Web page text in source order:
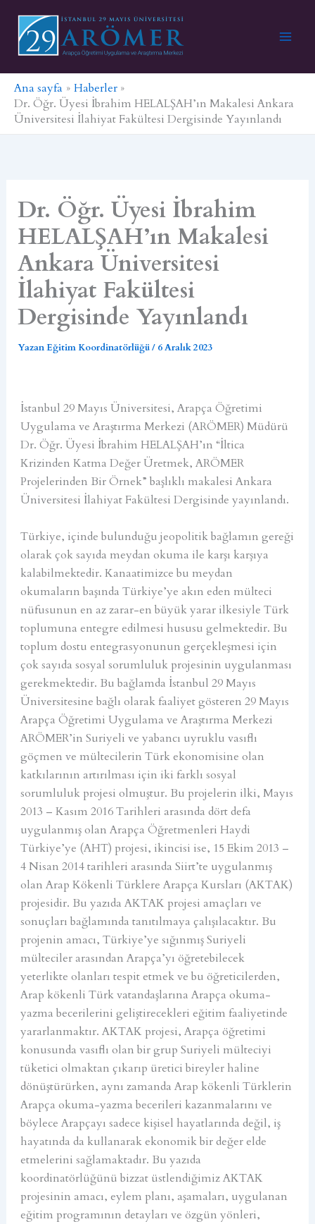
Ana sayfa
Haberler
Dr. Öğr. Üyesi İbrahim HELALŞAH’ın Makalesi Ankara
Üniversitesi İlahiyat Fakültesi Dergisinde Yayınlandı
Dr. Öğr. Üyesi İbrahim
HELALŞAH’ın Makalesi
Ankara Üniversitesi
İlahiyat Fakültesi
Dergisinde Yayınlandı
YazanEğitim Koordinatörlüğü/ 6 Aralık 2023
İstanbul 29 Mayıs Üniversitesi, Arapça Öğretimi
Uygulama ve Araştırma Merkezi (ARÖMER) Müdürü
Dr. Öğr. Üyesi İbrahim HELALŞAH’ın “İltica
Krizinden Katma Değer Üretmek, ARÖMER
Projelerinden Bir Örnek” başlıklı makalesi Ankara
Üniversitesi İlahiyat Fakültesi Dergisinde yayınlandı.
Türkiye, içinde bulunduğu jeopolitik bağlamın gereği
olarak çok sayıda meydan okuma ile karşı karşıya
kalabilmektedir. Kanaatimizce bu meydan
okumaların başında Türkiye’ye akın eden mülteci
nüfusunun en az zarar-en büyük yarar ilkesiyle Türk
toplumuna entegre edilmesi hususu gelmektedir. Bu
toplum dostu entegrasyonunun gerçekleşmesi için
çok sayıda sosyal sorumluluk projesinin uygulanması
gerekmektedir. Bu bağlamda İstanbul 29 Mayıs
Üniversitesine bağlı olarak faaliyet gösteren 29 Mayıs
Arapça Öğretimi Uygulama ve Araştırma Merkezi
ARÖMER’in Suriyeli ve yabancı uyruklu vasıflı
göçmen ve mültecilerin Türk ekonomisine olan
katkılarının artırılması için iki farklı sosyal
sorumluluk projesi olmuştur. Bu projelerin ilki, Mayıs
2013 – Kasım 2016 Tarihleri arasında dört defa
uygulanmış olan Arapça Öğretmenleri Haydi
Türkiye’ye (AHT) projesi, ikincisi ise, 15 Ekim 2013 –
4 Nisan 2014 tarihleri arasında Siirt’te uygulanmış
olan Arap Kökenli Türklere Arapça Kursları (AKTAK)
projesidir. Bu yazıda AKTAK projesi amaçları ve
sonuçları bağlamında tanıtılmaya çalışılacaktır. Bu
projenin amacı, Türkiye’ye sığınmış Suriyeli
mülteciler arasından Arapça’yı öğretebilecek
yeterlikte olanları tespit etmek ve bu öğreticilerden,
Arap kökenli Türk vatandaşlarına Arapça okuma-
yazma becerilerini geliştirecekleri eğitim faaliyetinde
yararlanmaktır. AKTAK projesi, Arapça öğretimi
konusunda vasıflı olan bir grup Suriyeli mülteciyi
tüketici olmaktan çıkarıp üretici bireyler haline
dönüştürürken, aynı zamanda Arap kökenli Türklerin
Arapça okuma-yazma becerileri kazanmalarını ve
böylece Arapçayı sadece kişisel hayatlarında değil, iş
hayatında da kullanarak ekonomik bir değer elde
etmelerini sağlamaktadır. Bu yazıda
koordinatörlüğünü bizzat üstlendiğimiz AKTAK
projesinin amacı, eylem planı, aşamaları, uygulanan
eğitim programının detayları ve özgün yönleri,